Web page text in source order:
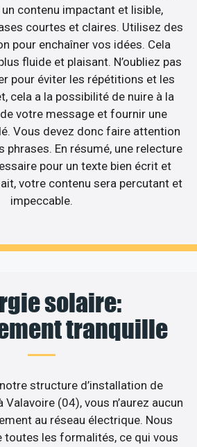
contenu impactant et lisible,
courtes et claires. Utilisez des
pour enchaîner vos idées. Cela
fluide et plaisant. N’oubliez pas
pour éviter les répétitions et les
cela a la possibilité de nuire à la
votre message et fournir une
Vous devez donc faire attention
phrases. En résumé, une relecture
pour un texte bien écrit et
votre contenu sera percutant et
impeccable.
solaire:
tranquille
structure d’installation de
Valavoire (04), vous n’aurez aucun
au réseau électrique. Nous
toutes les formalités, ce qui vous